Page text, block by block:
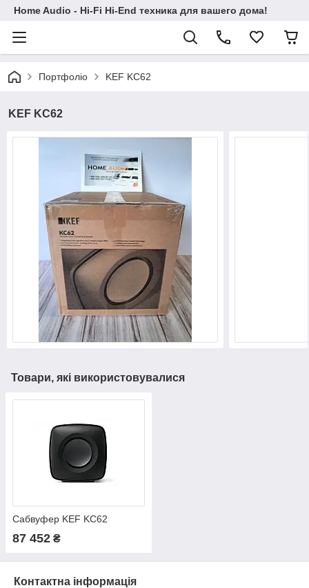
Home Audio - Hi-Fi Hi-End техника для вашего дома!
Портфоліо KEF KC62
KEF KC62
Товари, які використовувалися
Сабвуфер KEF KC62
87 452 ₴
Контактна інформація